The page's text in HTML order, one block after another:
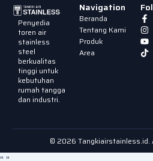
Penyedia
toren air
stainless
steel
berkualitas
tinggi untuk
kebutuhan
rumah tangga
dan industri.
Navigation
Beranda
Tentang Kami
Produk
Area
© 2026 Tangkiairstainless.id.